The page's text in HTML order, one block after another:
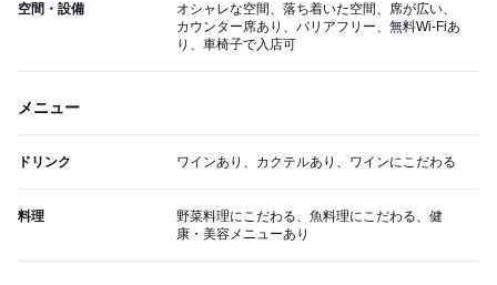
空間・設備
オシャレな空間、落ち着いた空間、席が広い、
カウンター席あり、バリアフリー、無料Wi-Fiあ
り、車椅子で入店可
メニュー
ドリンク ワインあり、カクテルあり、ワインにこだわる
料理
野菜料理にこだわる、魚料理にこだわる、健
康・美容メニューあり